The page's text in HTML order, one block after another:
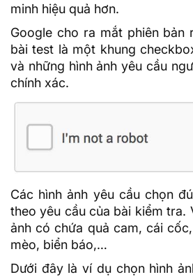
minh hiệu quả hơn.
Google cho ra mắt phiên bản
bài test là một khung
và những hình ảnh yêu cầu
chính xác.
Các hình ảnh yêu cầu chọn
theo yêu cầu của bài kiểm tra.
ảnh có chứa quả cam, cái
mèo, biển báo,…
Dưới đây là ví dụ chọn hình